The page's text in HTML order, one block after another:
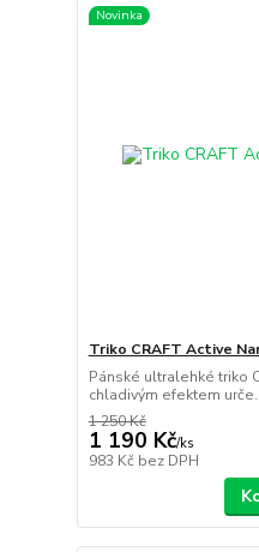
Novinka
Triko CRAFT Active
Pánské ultralehké triko
chladivým efektem
1 250 Kč
1 190 Kč/ks
983 Kč bez DPH